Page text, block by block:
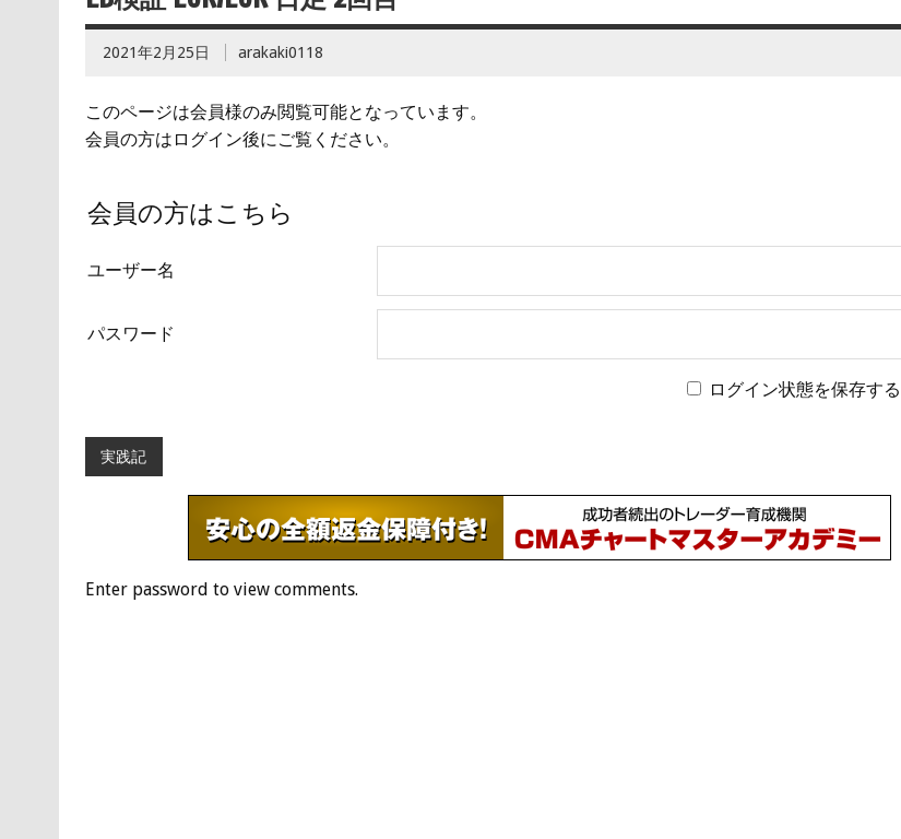
2021年2月25日 arakaki0118
このページは会員様のみ閲覧可能となっています。
会員の方はログイン後にご覧ください。
会員の方はこちら
ユーザー名
パスワード
ログイン状態を保存する
実践記
Enter password to view comments.